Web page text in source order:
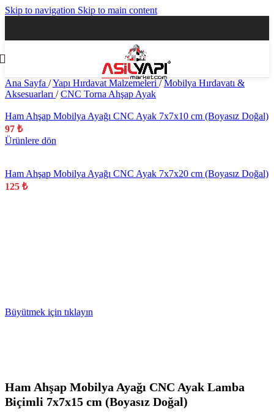
Skip to navigation Skip to main content
Ana Sayfa /Yapı Hırdavat Malzemeleri / Mobilya Hırdavatı &
Aksesuarları / CNC Torna Ahşap Ayak
Ham Ahşap Mobilya Ayağı CNC Ayak 7x7x10 cm (Boyasız Doğal)
97 ₺
Ürünlere dön
Ham Ahşap Mobilya Ayağı CNC Ayak 7x7x20 cm (Boyasız Doğal)
125 ₺
Büyütmek için tıklayın
Ham Ahşap Mobilya Ayağı CNC Ayak Lamba
Biçimli 7x7x15 cm (Boyasız Doğal)